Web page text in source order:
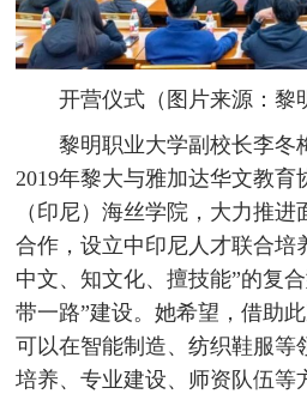
开营仪式（图片来源：黎
黎明职业大学副校长李冬
2019年黎大与雅加达华文教育
（印尼）海丝学院，大力推
合作，设立中印尼人才联合培
中文、知文化、擅技能”的复
带一路”建设。她希望，借助
可以在智能制造、纺织鞋服等
培养、专业建设、师资队伍等